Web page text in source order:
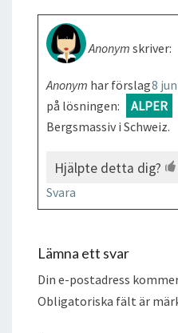
Anonym skriver:
8
Anonym har förslag
på lösningen:
ALPER
Bergsmassiv i Schweiz.
Hjälpte detta dig?
Svara
Lämna ett svar
Din e-postadress
Obligatoriska fält är